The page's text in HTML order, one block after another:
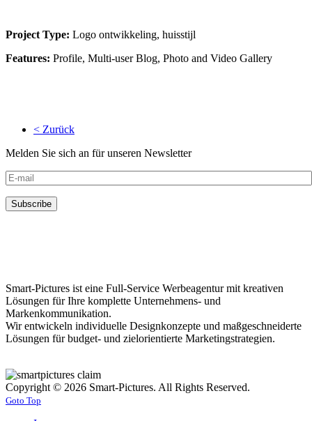
Project Type: Logo ontwikkeling, huisstijl
Features: Profile, Multi-user Blog, Photo and Video Gallery
< Zurück
Melden Sie sich an für unseren Newsletter
Smart-Pictures ist eine Full-Service Werbeagentur mit kreativen
Lösungen für Ihre komplette Unternehmens- und
Markenkommunikation.
Wir entwickeln individuelle Designkonzepte und maßgeschneiderte
Lösungen für budget- und zielorientierte Marketingstrategien.
Copyright © 2026 Smart-Pictures. All Rights Reserved.
Goto Top